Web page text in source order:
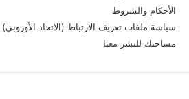
الأحكام والشروط
سياسة ملفات تعريف الارتباط (الاتحاد الأوروبي)
مساحتك للنشر معنا